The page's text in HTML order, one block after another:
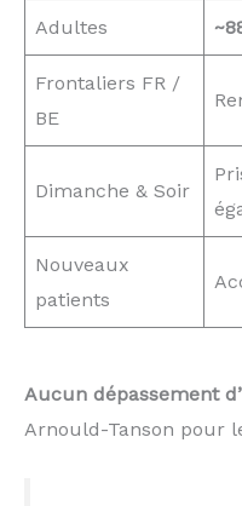
Adultes
Frontaliers FR /
BE
Dimanche & Soir
Nouveaux
patients
Aucun dépassement
Arnould-Tanson pour